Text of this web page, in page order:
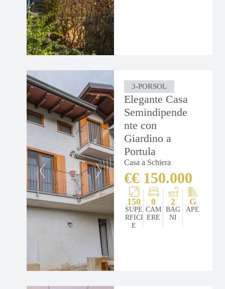
3-PORSOL
Elegante Casa
Semindipende
nte con
Giardino a
Portula
Casa a Schiera
€€ 150.000
150
SUPE
RFICI
E
0
CAM
ERE
2
BAG
NI
G
APE